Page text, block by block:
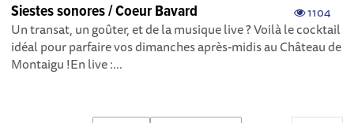
1104
Siestes sonores / Coeur Bavard
Un transat, un goûter, et de la musique live ? Voilà le cocktail
idéal pour parfaire vos dimanches après-midis au Château de
Montaigu !En live :...